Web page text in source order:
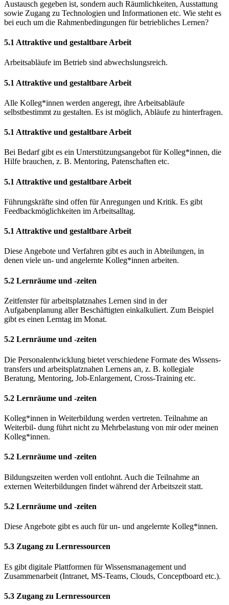
Austausch gegeben ist, sondern auch Räumlichkeiten, Ausstattung
sowie Zugang zu Technologien und Informationen etc. Wie steht es
bei euch um die Rahmenbedingungen für betriebliches Lernen?
5.1 Attraktive und gestaltbare Arbeit
Arbeitsabläufe im Betrieb sind abwechslungsreich.
5.1 Attraktive und gestaltbare Arbeit
Alle Kolleg*innen werden angeregt, ihre Arbeitsabläufe
selbstbestimmt zu gestalten. Es ist möglich, Abläufe zu hinterfragen.
5.1 Attraktive und gestaltbare Arbeit
Bei Bedarf gibt es ein Unterstützungsangebot für Kolleg*innen, die
Hilfe brauchen, z. B. Mentoring, Patenschaften etc.
5.1 Attraktive und gestaltbare Arbeit
Führungskräfte sind offen für Anregungen und Kritik. Es gibt
Feedbackmöglichkeiten im Arbeitsalltag.
5.1 Attraktive und gestaltbare Arbeit
Diese Angebote und Verfahren gibt es auch in Abteilungen, in
denen viele un- und angelernte Kolleg*innen arbeiten.
5.2 Lernräume und -zeiten
Zeitfenster für arbeitsplatznahes Lernen sind in der
Aufgabenplanung aller Beschäftigten einkalkuliert. Zum Beispiel
gibt es einen Lerntag im Monat.
5.2 Lernräume und -zeiten
Die Personalentwicklung bietet verschiedene Formate des Wissens-
transfers und arbeitsplatznahen Lernens an, z. B. kollegiale
Beratung, Mentoring, Job-Enlargement, Cross-Training etc.
5.2 Lernräume und -zeiten
Kolleg*innen in Weiterbildung werden vertreten. Teilnahme an
Weiterbil- dung führt nicht zu Mehrbelastung von mir oder meinen
Kolleg*innen.
5.2 Lernräume und -zeiten
Bildungszeiten werden voll entlohnt. Auch die Teilnahme an
externen Weiterbildungen findet während der Arbeitszeit statt.
5.2 Lernräume und -zeiten
Diese Angebote gibt es auch für un- und angelernte Kolleg*innen.
5.3 Zugang zu Lernressourcen
Es gibt digitale Plattformen für Wissensmanagement und
Zusammenarbeit (Intranet, MS-Teams, Clouds, Conceptboard etc.).
5.3 Zugang zu Lernressourcen